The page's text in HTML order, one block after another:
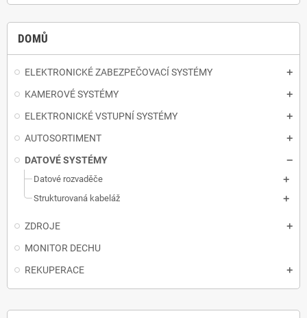
DOMŮ
ELEKTRONICKÉ ZABEZPEČOVACÍ SYSTÉMY
KAMEROVÉ SYSTÉMY
ELEKTRONICKÉ VSTUPNÍ SYSTÉMY
AUTOSORTIMENT
DATOVÉ SYSTÉMY
Datové rozvaděče
Strukturovaná kabeláž
ZDROJE
MONITOR DECHU
REKUPERACE